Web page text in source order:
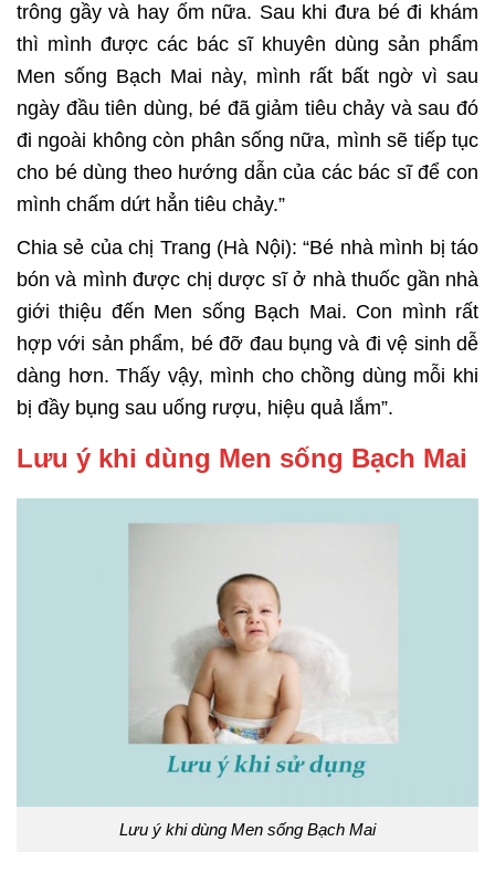
trông gầy và hay ốm nữa. Sau khi đưa bé đi khám
thì mình được các bác sĩ khuyên dùng sản phẩm
Men sống Bạch Mai này, mình rất bất ngờ vì sau
ngày đầu tiên dùng, bé đã giảm tiêu chảy và sau đó
đi ngoài không còn phân sống nữa, mình sẽ tiếp tục
cho bé dùng theo hướng dẫn của các bác sĩ để con
mình chấm dứt hẳn tiêu chảy.”
Chia sẻ của chị Trang (Hà Nội): “Bé nhà mình bị táo
bón và mình được chị dược sĩ ở nhà thuốc gần nhà
giới thiệu đến Men sống Bạch Mai. Con mình rất
hợp với sản phẩm, bé đỡ đau bụng và đi vệ sinh dễ
dàng hơn. Thấy vậy, mình cho chồng dùng mỗi khi
bị đầy bụng sau uống rượu, hiệu quả lắm”.
Lưu ý khi dùng Men sống Bạch Mai
Lưu ý khi dùng Men sống Bạch Mai